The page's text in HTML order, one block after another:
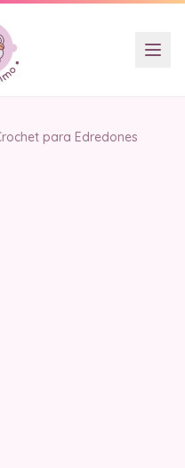
para Edredones